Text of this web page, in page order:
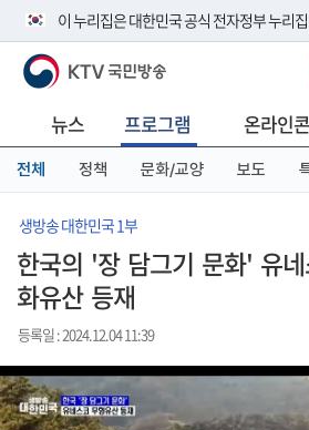
이 누리집은 대한민국 공식 전자정부 누리
공식 누리집 주소 확인하기
니다.
이밖에 or.kr 또는 .kr등 다른 도메인 주소를
서 도메인 주소를 확인해 보세요
KTV 국민방송
뉴스 프로그램 온라인
전체 정책 문화/교양 보도
생방송 대한민국 1부
한국의 '장 담그기 문화' 유
화유산 등재
등록일 : 2024.12.04 11:39